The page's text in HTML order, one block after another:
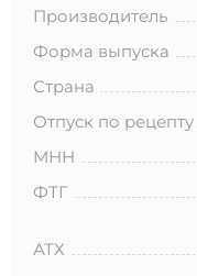
Производитель
Форма выпуска
Страна
Отпуск по рецепту
МНН
ФТГ
АТХ
соответствии с
целей,